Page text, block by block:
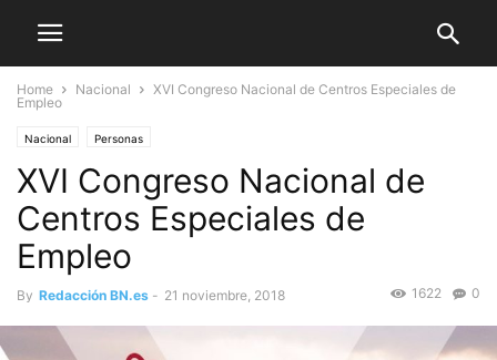
Home Nacional
XVI Congreso Nacional de Centros Especiales de
Empleo
Nacional Personas
XVI Congreso Nacional de
Centros Especiales de
Empleo
By Redacción BN.es - 21 noviembre, 2018 0
1622